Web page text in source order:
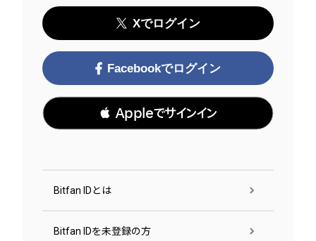
Xでログイン
Facebookでログイン
 Appleでサインイン
Bitfan IDとは
Bitfan IDを未登録の方